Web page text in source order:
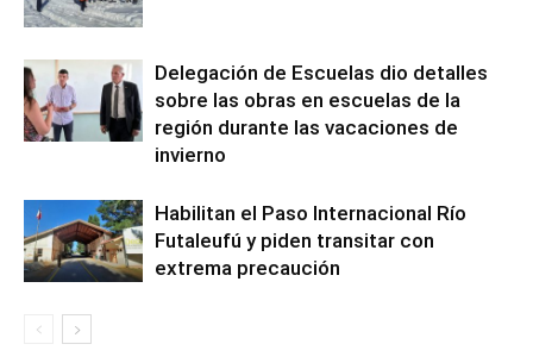
Delegación de Escuelas dio detalles
sobre las obras en escuelas de la
región durante las vacaciones de
invierno
Habilitan el Paso Internacional Río
Futaleufú y piden transitar con
extrema precaución